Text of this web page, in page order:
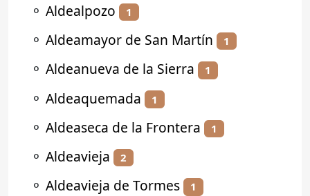
⚬ Aldealpozo 1
⚬ Aldeamayor de San Martín 1
⚬ Aldeanueva de la Sierra 1
⚬ Aldeaquemada 1
⚬ Aldeaseca de la Frontera 1
⚬ Aldeavieja 2
⚬ Aldeavieja de Tormes 1